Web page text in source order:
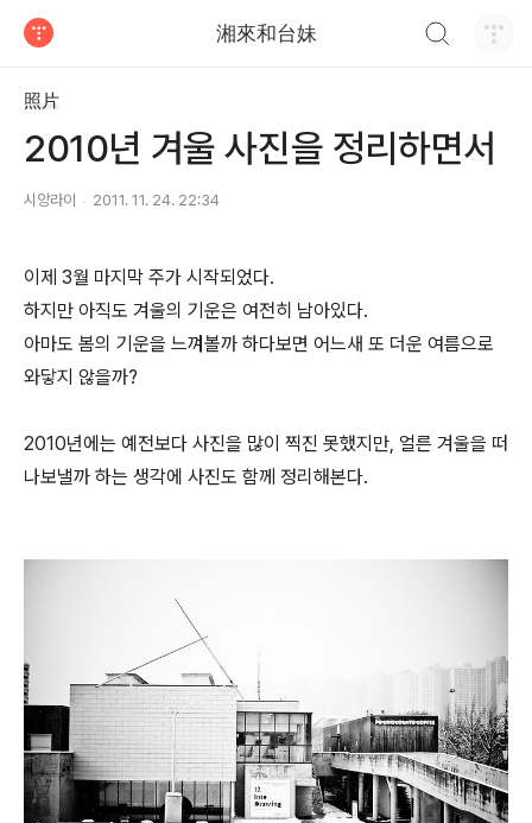
湘來和台妹
照片
2010년 겨울 사진을 정리하면서
시앙라이 2011. 11. 24. 22:34
이제 3월 마지막 주가 시작되었다.
하지만 아직도 겨울의 기운은 여전히 남아있다.
아마도 봄의 기운을 느껴볼까 하다보면 어느새 또 더운 여름으로
와닿지 않을까?
2010년에는 예전보다 사진을 많이 찍진 못했지만, 얼른 겨울을 떠
나보낼까 하는 생각에 사진도 함께 정리해본다.